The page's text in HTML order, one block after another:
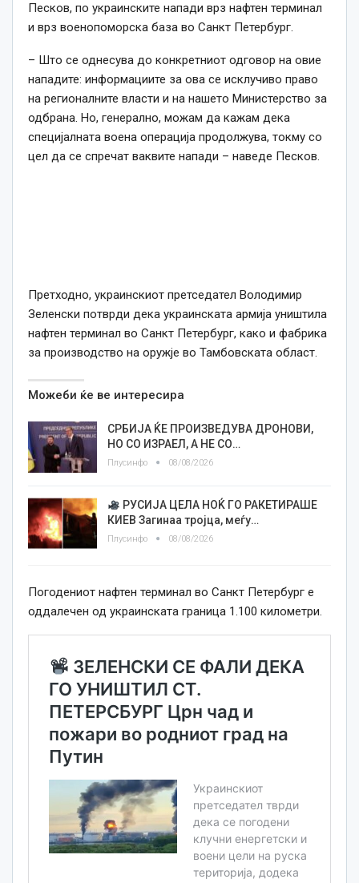
Песков, по украинските напади врз нафтен терминал
и врз военопоморска база во Санкт Петербург.
– Што се однесува до конкретниот одговор на овие
нападите: информациите за ова се исклучиво право
на регионалните власти и на нашето Министерство за
одбрана. Но, генерално, можам да кажам дека
специјалната воена операција продолжува, токму со
цел да се спречат ваквите напади – наведе Песков.
Претходно, украинскиот претседател Володимир
Зеленски потврди дека украинската армија уништила
нафтен терминал во Санкт Петербург, како и фабрика
за производство на оружје во Тамбовската област.
Можеби ќе ве интересира
СРБИЈА ЌЕ ПРОИЗВЕДУВА ДРОНОВИ,
НО СО ИЗРАЕЛ, А НЕ СО…
Плусинфо 08/08/2026
РУСИЈА ЦЕЛА НОЌ ГО РАКЕТИРАШЕ
КИЕВ Загинаа тројца, меѓу…
Плусинфо 08/08/2026
Погодениот нафтен терминал во Санкт Петербург е
оддалечен од украинската граница 1.100 километри.